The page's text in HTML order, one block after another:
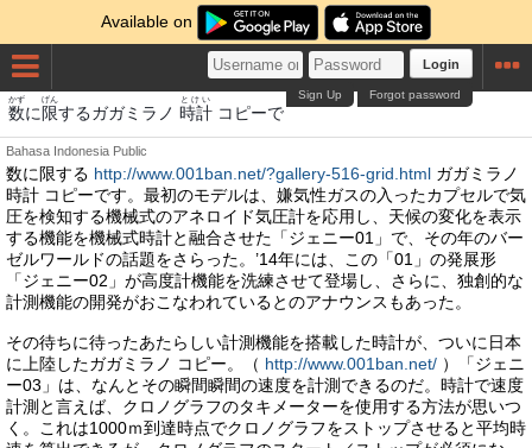
Available on
Login
Forgot password
Sign Up
数
かず
に 限
げん
するガガミラノ 時計
とけい
コピーで
Bahasa Indonesia Public
数に限する http://www.001ban.net/?gallery-516-grid.html ガガミラノ
時計 コピーです。最初のモデルは、嫌気性ガスの入ったカプセルで気
圧を検知する機械式のアネロイド気圧計を応用し、天候の変化を表示
する機能を機械式時計と融合させた「ジェニー01」で、その年のバー
ゼルワールドの話題をさらった。’14年には、この「01」の発展形
「ジェニー02」が高度計機能を洗練させて登場し、さらに、独創的な
計測機能の開発がおこなわれているとのアナウンスもあった。
その待ちに待ったあたらしい計測機能を搭載した時計が、ついに日本
に上陸したガガミラノ コピー。（ http://www.001ban.net/ ）「ジェニ
ー03」は、なんとその瞬間瞬間の速度を計測できるのだ。時計で速度
計測と言えば、クロノグラフのタキメーターを使用する方法が思いつ
く。これは1000ｍ到達時点でクロノグラフをストップさせると平均時